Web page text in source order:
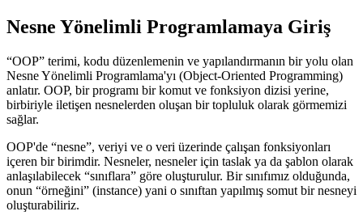
Nesne Yönelimli Programlamaya Giriş
“OOP” terimi, kodu düzenlemenin ve yapılandırmanın bir yolu olan
Nesne Yönelimli Programlama'yı (Object-Oriented Programming)
anlatır. OOP, bir programı bir komut ve fonksiyon dizisi yerine,
birbiriyle iletişen nesnelerden oluşan bir topluluk olarak görmemizi
sağlar.
OOP'de “nesne”, veriyi ve o veri üzerinde çalışan fonksiyonları
içeren bir birimdir. Nesneler, nesneler için taslak ya da şablon olarak
anlaşılabilecek “sınıflara” göre oluşturulur. Bir sınıfımız olduğunda,
onun “örneğini” (instance) yani o sınıftan yapılmış somut bir nesneyi
oluşturabiliriz.